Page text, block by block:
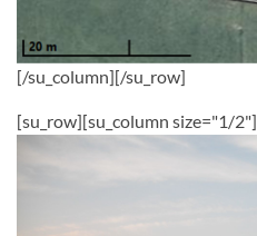
[/su_column][/su_row]
[su_row][su_column size="1/2"]